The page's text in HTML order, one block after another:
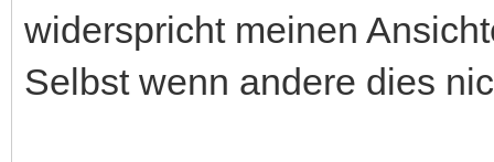
widerspricht meinen
Selbst wenn andere dies